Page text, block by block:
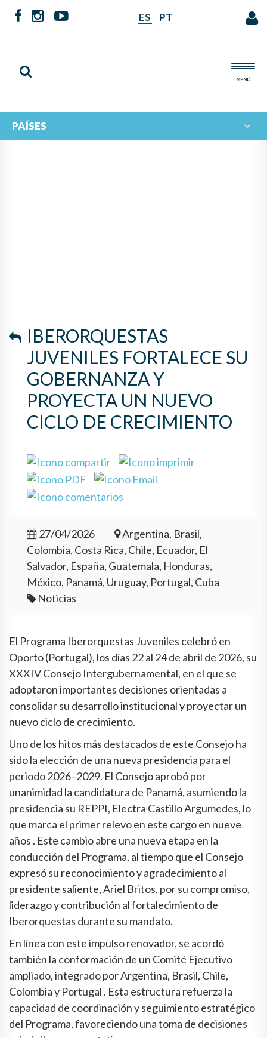
ES PT
MENÚ
PAÍSES
IBERORQUESTAS
JUVENILES FORTALECE SU
GOBERNANZA Y
PROYECTA UN NUEVO
CICLO DE CRECIMIENTO
27/04/2026
Argentina, Brasil,
Colombia, Costa Rica, Chile, Ecuador, El
Salvador, España, Guatemala, Honduras,
México, Panamá, Uruguay, Portugal, Cuba
Noticias
El Programa Iberorquestas Juveniles celebró en
Oporto (Portugal), los días 22 al 24 de abril de 2026, su
XXXIV Consejo Intergubernamental, en el que se
adoptaron importantes decisiones orientadas a
consolidar su desarrollo institucional y proyectar un
nuevo ciclo de crecimiento.
Uno de los hitos más destacados de este Consejo ha
sido la elección de una nueva presidencia para el
periodo 2026–2029. El Consejo aprobó por
unanimidad la candidatura de Panamá, asumiendo la
presidencia su REPPI, Electra Castillo Argumedes, lo
que marca el primer relevo en este cargo en nueve
años . Este cambio abre una nueva etapa en la
conducción del Programa, al tiempo que el Consejo
expresó su reconocimiento y agradecimiento al
presidente saliente, Ariel Britos, por su compromiso,
liderazgo y contribución al fortalecimiento de
Iberorquestas durante su mandato.
En línea con este impulso renovador, se acordó
también la conformación de un Comité Ejecutivo
ampliado, integrado por Argentina, Brasil, Chile,
Colombia y Portugal . Esta estructura refuerza la
capacidad de coordinación y seguimiento estratégico
del Programa, favoreciendo una toma de decisiones